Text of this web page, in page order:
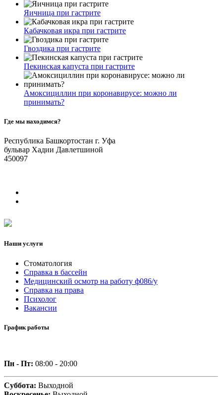
Яичница при гастрите
Кабачковая икра при гастрите
Гвоздика при гастрите
Пекинская капуста при гастрите
Амоксициллин при коронавирусе: можно ли
принимать?
Где мы находимся?
Республика Башкортостан г. Уфа
бульвар Хадии Давлетшиной
450097
Наши услуги
Стоматология
Справка в бассейн
Медицинский осмотр на работу ф086/у
Справка на права
Психолог
Вакансии
График работы
Пн - Пт: 08:00 - 20:00
Суббота: Выходной